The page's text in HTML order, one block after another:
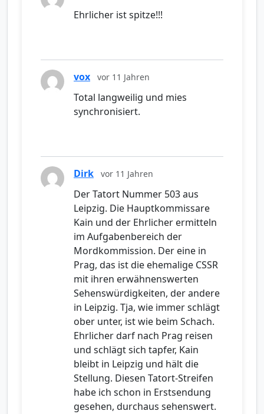
Ehrlicher ist spitze!!!
vox vor 11 Jahren
Total langweilig und mies
synchronisiert.
Dirk vor 11 Jahren
Der Tatort Nummer 503 aus
Leipzig. Die Hauptkommissare
Kain und der Ehrlicher ermitteln
im Aufgabenbereich der
Mordkommission. Der eine in
Prag, das ist die ehemalige CSSR
mit ihren erwähnenswerten
Sehenswürdigkeiten, der andere
in Leipzig. Tja, wie immer schlägt
ober unter, ist wie beim Schach.
Ehrlicher darf nach Prag reisen
und schlägt sich tapfer, Kain
bleibt in Leipzig und hält die
Stellung. Diesen Tatort-Streifen
habe ich schon in Erstsendung
gesehen, durchaus sehenswert.